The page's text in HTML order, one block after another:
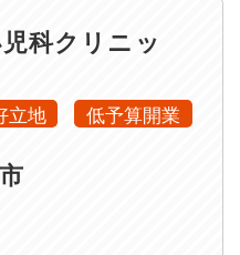
科クリニッ
立地 低予算開業